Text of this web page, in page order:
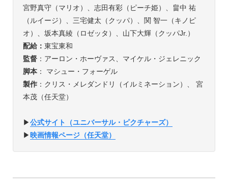
宮野真守（マリオ）、志田有彩（ピーチ姫）、畠中 祐
（ルイージ）、三宅健太（クッパ）、関 智一（キノピ
オ）、坂本真綾（ロゼッタ）、山下大輝（クッパJr.）
配給： 東宝東和
監督：アーロン・ホーヴァス、マイケル・ジェレニック
脚本： マシュー・フォーゲル
製作：クリス・メレダンドリ（イルミネーション）、 宮
本茂（任天堂）
▶︎公式サイト（ユニバーサル・ピクチャーズ）
▶︎映画情報ページ（任天堂）